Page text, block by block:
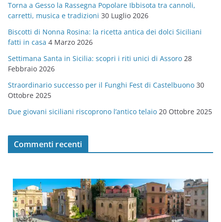
o
r
i
e
Torna a Gesso la Rassegna Popolare Ibbisota tra cannoli,
carretti, musica e tradizioni 30 Luglio 2026
Biscotti di Nonna Rosina: la ricetta antica dei dolci Siciliani
fatti in casa 4 Marzo 2026
Settimana Santa in Sicilia: scopri i riti unici di Assoro 28
Febbraio 2026
Straordinario successo per il Funghi Fest di Castelbuono 30
Ottobre 2025
Due giovani siciliani riscoprono l’antico telaio 20 Ottobre 2025
Commenti recenti